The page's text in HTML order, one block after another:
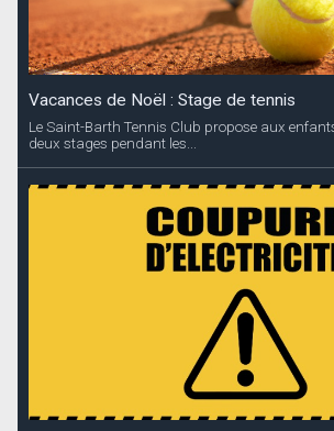
Vacances de Noël : Stage de tennis
Le Saint-Barth Tennis Club propose aux
deux stages pendant les...